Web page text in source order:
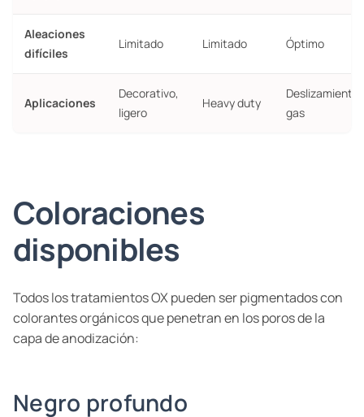
Aleaciones
difíciles
Limitado Limitado Óptimo
Aplicaciones
Decorativo,
ligero
Heavy duty
gas
Coloraciones
disponibles
Todos los tratamientos OX pueden ser pigmentados con
colorantes orgánicos que penetran en los poros de la
capa de anodización:
Negro profundo